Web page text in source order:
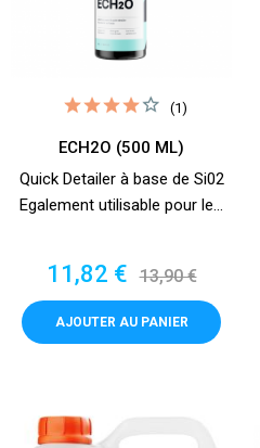
(1)
ECH2O (500 ML)
Quick Detailer à base de Si02
Egalement utilisable pour le...
Prix
11,82 € Prix
de
base
13,90 €
AJOUTER AU PANIER